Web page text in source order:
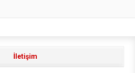
İletişim